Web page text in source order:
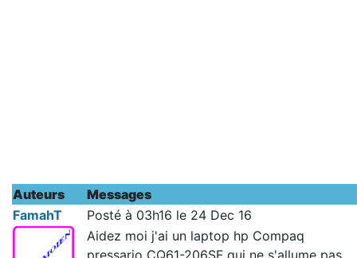
Auteurs
Messages
FamahT
Posté à 03h16 le 24 Dec 16
Aidez moi j'ai un laptop hp Compaq
pressario CQ61-206SF qui ne s'allume pas